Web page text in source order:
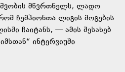
მწვრთნელს, ლადო
ჩემპიონთა ლიგის მოგების
ჩაიტანს, — ამის შესახებ
ინტერვიუში